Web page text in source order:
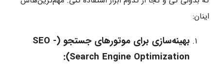
اینان:
بهینه‌سازی برای موتورهای جستجو (SEO -
Search Engine Optimization):